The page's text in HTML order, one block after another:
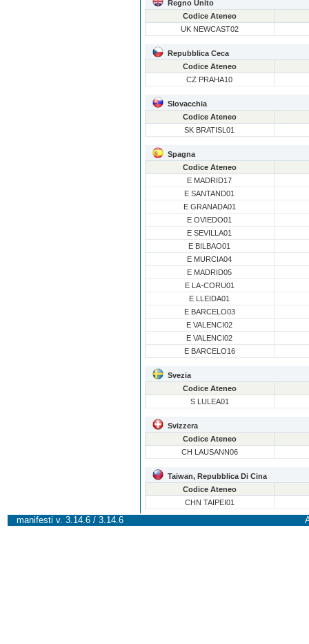
Regno Unito
Codice Ateneo
UK NEWCAST02
Repubblica Ceca
Codice Ateneo
CZ PRAHA10
Slovacchia
Codice Ateneo
SK BRATISL01
Spagna
Codice Ateneo
E MADRID17
E SANTAND01
E GRANADA01
E OVIEDO01
E SEVILLA01
E BILBAO01
E MURCIA04
E MADRID05
E LA-CORU01
E LLEIDA01
E BARCELO03
E VALENCI02
E VALENCI02
E BARCELO16
Svezia
Codice Ateneo
S LULEA01
Svizzera
Codice Ateneo
CH LAUSANN06
Taiwan, Repubblica Di Cina
Codice Ateneo
CHN TAIPEI01
manifesti v. 3.14.6 / 3.14.6